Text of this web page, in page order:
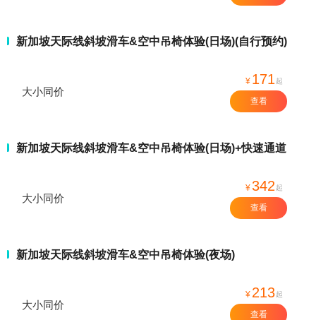
新加坡天际线斜坡滑车&空中吊椅体验(日场)(自行预约)
大小同价
¥ 171 起
查看
新加坡天际线斜坡滑车&空中吊椅体验(日场)+快速通道
大小同价
¥342 起
查看
新加坡天际线斜坡滑车&空中吊椅体验(夜场)
大小同价
¥ 213起
查看